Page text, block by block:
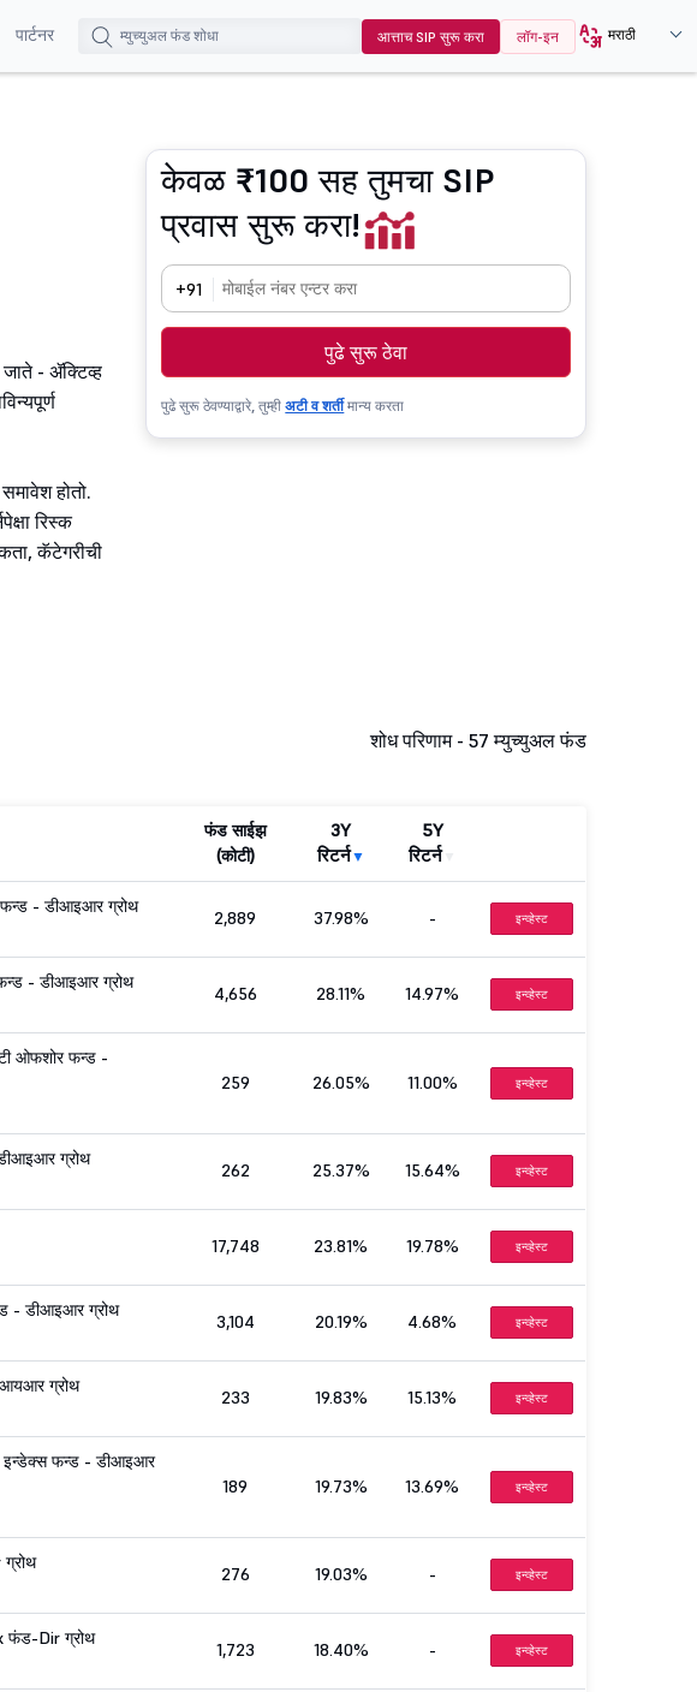
पार्टनर आत्ताच SIP सुरू करा लॉग-इन मराठी
- ॲक्टिव्ह
होतो.
रिस्क
कॅटेगरीची
केवळ ₹100 सह तुमचा SIP
प्रवास सुरू करा!
+91
पुढे सुरू ठेवा
पुढे सुरू ठेवण्याद्वारे, तुम्हीअटी व शर्तीमान्य करता
शोध परिणाम - 57 म्युच्युअल फंड
फंड साईझ
(कोटी)
3Y
रिटर्न
5Y
रिटर्न
फन्ड - डीआइआर ग्रोथ
2,889 37.98% - इन्व्हेस्ट
- डीआइआर ग्रोथ
4,656 28.11% 14.97% इन्व्हेस्ट
ओफशोर फन्ड -
259 26.05% 11.00% इन्व्हेस्ट
ग्रोथ
262 25.37% 15.64% इन्व्हेस्ट
17,748 23.81% 19.78% इन्व्हेस्ट
- डीआइआर ग्रोथ
3,104 20.19% 4.68% इन्व्हेस्ट
ग्रोथ
233 19.83% 15.13% इन्व्हेस्ट
इन्डेक्स फन्ड - डीआइआर
189 19.73% 13.69% इन्व्हेस्ट
276 19.03% - इन्व्हेस्ट
फंड-Dir ग्रोथ
1,723 18.40% - इन्व्हेस्ट